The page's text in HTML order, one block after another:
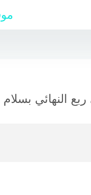
النهائي بسلام